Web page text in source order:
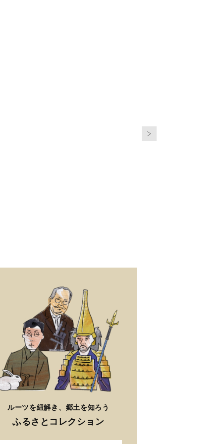
ルーツを紐解き、郷土を知ろう
ふるさとコレクション